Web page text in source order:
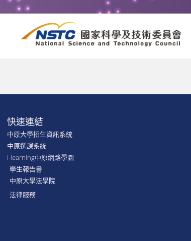
快速連結
中原大學招生資訊系統
中原選課系統
i-learning中原網路學園
學生報告書
中原大學法學院
法律服務